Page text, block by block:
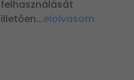
felhasználását
illetően...elolvasom